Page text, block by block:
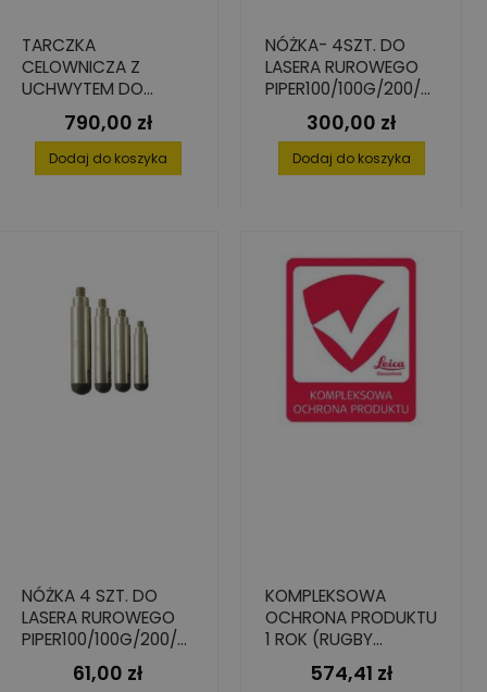
TARCZKA
CELOWNICZA Z
UCHWYTEM DO
LASERA PIPER100/200
Cena
790,00 zł
Dodaj do koszyka
NÓŻKA- 4SZT. DO
LASERA RUROWEGO
PIPER100/100G/200/2
00G - ŚREDNICA
150MMCena
300,00 zł
Dodaj do koszyka
NÓŻKA 4 SZT. DO
LASERA RUROWEGO
PIPER100/100G/200/2
00G - ŚREDNICA
300MMCena
61,00 zł
KOMPLEKSOWA
OCHRONA PRODUKTU
1 ROK (RUGBY
600,CLA/CLH+PIPER)
Cena
574,41 zł